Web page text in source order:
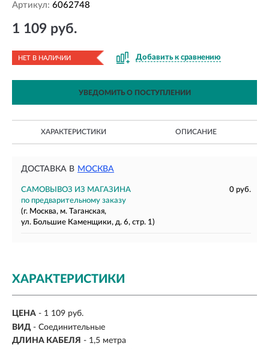
Артикул: 6062748
1 109 руб.
НЕТ В НАЛИЧИИ Добавить к сравнению
УВЕДОМИТЬ О ПОСТУПЛЕНИИ
ХАРАКТЕРИСТИКИ ОПИСАНИЕ
ДОСТАВКА В МОСКВА
САМОВЫВОЗ ИЗ МАГАЗИНА
0 руб.
по предварительному заказу
(г. Москва, м. Таганская,
ул. Большие Каменщики, д. 6, стр. 1)
ХАРАКТЕРИСТИКИ
ЦЕНА - 1 109 руб.
ВИД - Соединительные
ДЛИНА КАБЕЛЯ - 1,5 метра